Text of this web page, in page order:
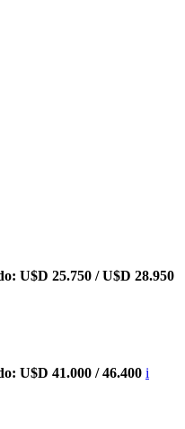
U$D 25.750 / U$D 28.950
U$D 41.000 / 46.400 i